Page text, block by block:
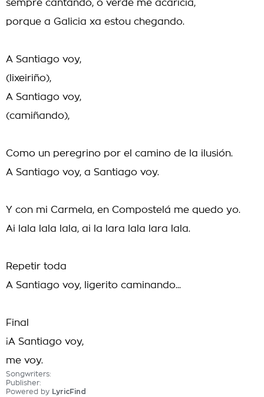
sempre cantando, o verde me acaricia,
porque a Galicia xa estou chegando.
A Santiago voy,
(lixeiriño),
A Santiago voy,
(camiñando),
Como un peregrino por el camino de la ilusión.
A Santiago voy, a Santiago voy.
Y con mi Carmela, en Compostelá me quedo yo.
Ai lala lala lala, ai la lara lala lara lala.
Repetir toda
A Santiago voy, ligerito caminando...
Final
¡A Santiago voy,
me voy.
Songwriters:
Publisher:
Powered by LyricFind